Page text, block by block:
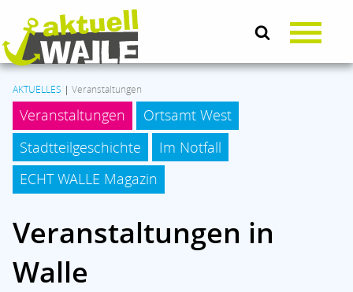
AKTUELLES
LEBEN & SOZIALES
KULTUR
KOMMUNALPOLITIK
AKTUELLES | Veranstaltungen
Veranstaltungen
Ortsamt West
Stadtteilgeschichte
Im Notfall
ECHT WALLE Magazin
Veranstaltungen in
Walle